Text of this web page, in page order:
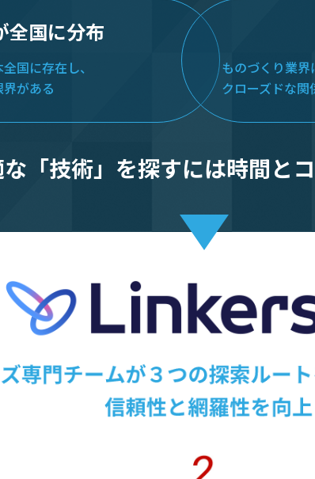
全国に分布
国に存在し、
がある
ものづくり業界
クローズドな
「技術」を探すには時間と